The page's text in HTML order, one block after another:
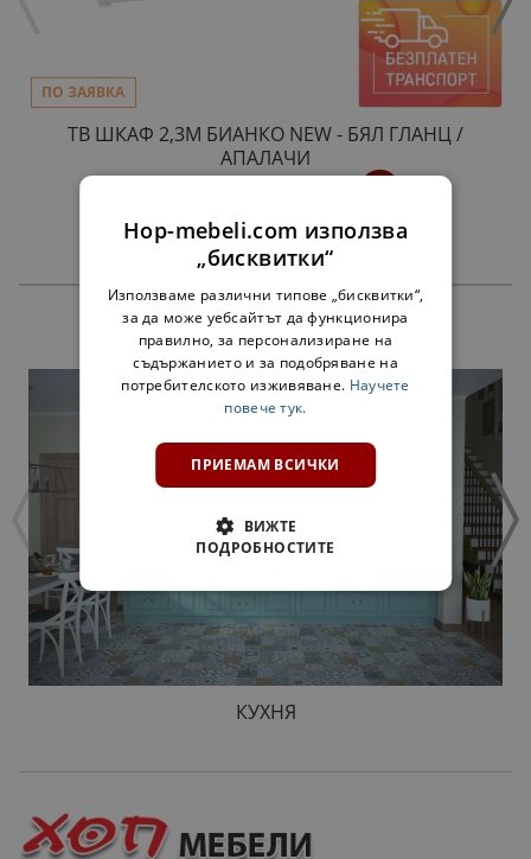
ПО ЗАЯВКА
ТВ ШКАФ 2,3М БИАНКО NEW - БЯЛ ГЛАНЦ /
АПАЛАЧИ
ПРОДУКТИ
КУХНЯ
Hop-mebeli.com използва
„бисквитки“
Използваме различни типове „бисквитки“,
за да може уебсайтът да функционира
правилно, за персонализиране на
съдържанието и за подобряване на
потребителското изживяване. Научете
повече тук.
ПРИЕМАМ ВСИЧКИ
ВИЖТЕ
ПОДРОБНОСТИТЕ